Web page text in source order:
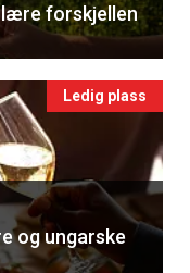
lære forskjellen
Ledig plass
og ungarske